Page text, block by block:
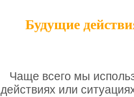
Будущие
Чаще всего мы
действиях или